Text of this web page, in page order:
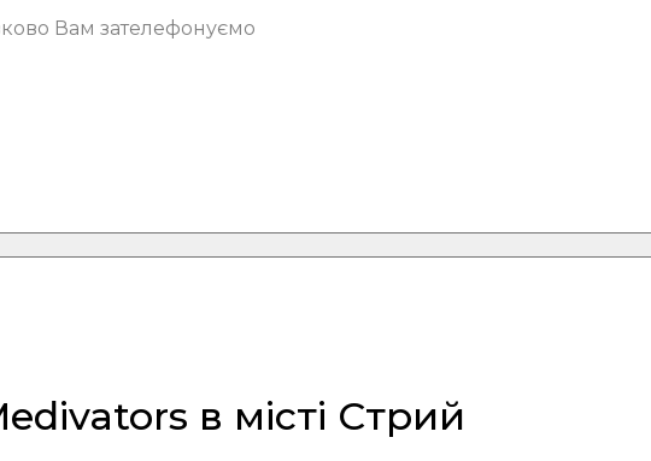
Вам зателефонуємо
в місті Стрий